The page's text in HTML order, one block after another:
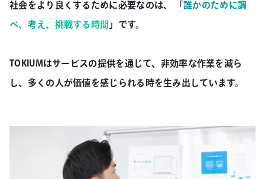
社会をより良くするために必要なのは、 「 誰かのために調
べ、考え、挑戦する時間 」です。
TOKIUMはサービスの提供を通じて、非効率な作業を減ら
し、多くの人が価値を感じられる時を生み出しています。